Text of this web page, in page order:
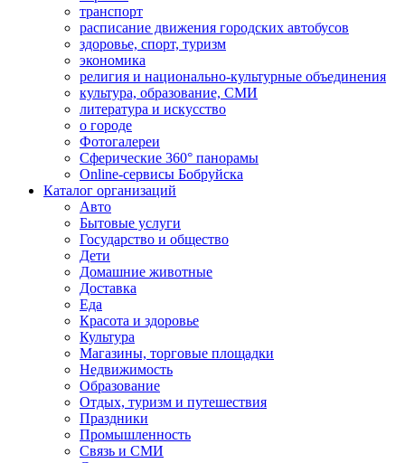
транспорт
расписание движения городских автобусов
здоровье, спорт, туризм
экономика
религия и национально-культурные объединения
культура, образование, СМИ
литература и искусство
о городе
Фотогалереи
Сферические 360° панорамы
Online-сервисы Бобруйска
Каталог организаций
Авто
Бытовые услуги
Государство и общество
Дети
Домашние животные
Доставка
Еда
Красота и здоровье
Культура
Магазины, торговые площадки
Недвижимость
Образование
Отдых, туризм и путешествия
Праздники
Промышленность
Связь и СМИ